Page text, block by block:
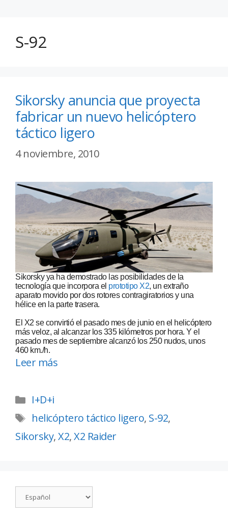
S-92
Sikorsky anuncia que proyecta
fabricar un nuevo helicóptero
táctico ligero
4 noviembre, 2010
Sikorsky ya ha demostrado las posibilidades de la
tecnología que incorpora el prototipo X2, un extraño
aparato movido por dos rotores contragiratorios y una
hélice en la parte trasera.
El X2 se convirtió el pasado mes de junio en el helicóptero
más veloz, al alcanzar los 335 kilómetros por hora. Y el
pasado mes de septiembre alcanzó los 250 nudos, unos
460 km./h.
Leer más
I+D+i
helicóptero táctico ligero, S-92,
Sikorsky,X2,X2 Raider